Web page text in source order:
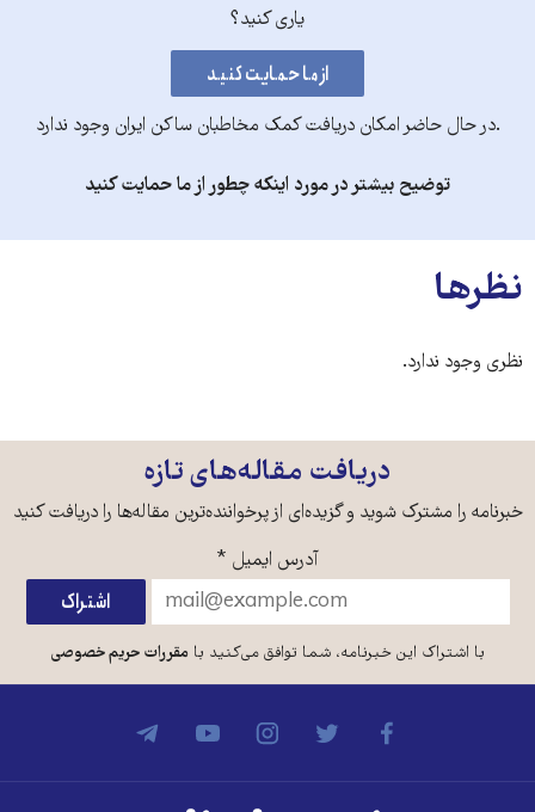
یاری کنید؟
.در حال حاضر امکان دریافت کمک مخاطبان ساکن ایران وجود ندارد
توضیح بیشتر در مورد اینکه چطور از ما حمایت کنید
نظرها
نظری وجود ندارد.
دریافت مقاله‌های تازه
خبرنامه را مشترک شوید و گزیده‌ای از پرخواننده‌ترین مقاله‌ها را دریافت کنید
آدرس ایمیل *
با اشتراک این خبرنامه، شما توافق می‌کنید بامقررات حریم خصوصی